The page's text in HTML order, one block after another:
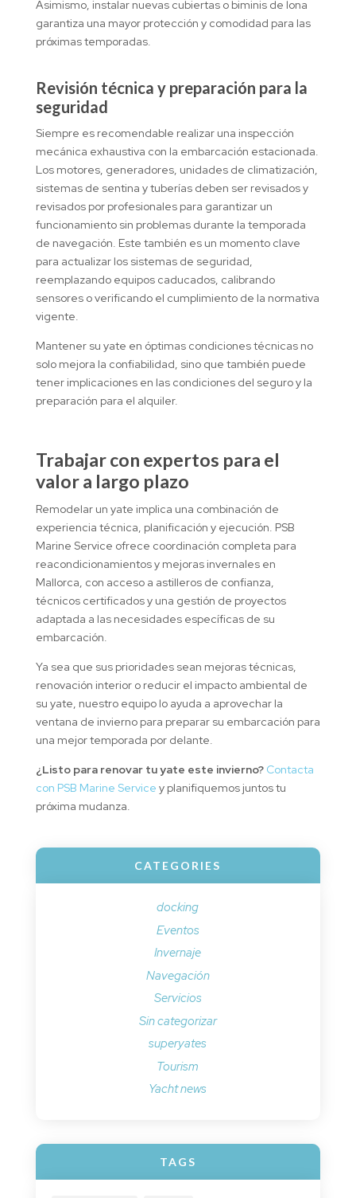
Asimismo, instalar nuevas cubiertas o biminis de lona
garantiza una mayor protección y comodidad para las
próximas temporadas.
Revisión técnica y preparación para la
seguridad
Siempre es recomendable realizar una inspección
mecánica exhaustiva con la embarcación estacionada.
Los motores, generadores, unidades de climatización,
sistemas de sentina y tuberías deben ser revisados ​​y
revisados ​​por profesionales para garantizar un
funcionamiento sin problemas durante la temporada
de navegación. Este también es un momento clave
para actualizar los sistemas de seguridad,
reemplazando equipos caducados, calibrando
sensores o verificando el cumplimiento de la normativa
vigente.
Mantener su yate en óptimas condiciones técnicas no
solo mejora la confiabilidad, sino que también puede
tener implicaciones en las condiciones del seguro y la
preparación para el alquiler.
Trabajar con expertos para el
valor a largo plazo
Remodelar un yate implica una combinación de
experiencia técnica, planificación y ejecución. PSB
Marine Service ofrece coordinación completa para
reacondicionamientos y mejoras invernales en
Mallorca, con acceso a astilleros de confianza,
técnicos certificados y una gestión de proyectos
adaptada a las necesidades específicas de su
embarcación.
Ya sea que sus prioridades sean mejoras técnicas,
renovación interior o reducir el impacto ambiental de
su yate, nuestro equipo lo ayuda a aprovechar la
ventana de invierno para preparar su embarcación para
una mejor temporada por delante.
¿Listo para renovar tu yate este invierno? Contacta
con PSB Marine Service y planifiquemos juntos tu
próxima mudanza.
CATEGORIES
docking
Eventos
Invernaje
Navegación
Servicios
Sin categorizar
superyates
Tourism
Yacht news
TAGS